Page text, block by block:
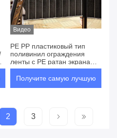
Видео
PE PP пластиковый тип
поливинил ограждения
ленты с PE ратан экрана
балкона
Получите самую лучшую
2 3